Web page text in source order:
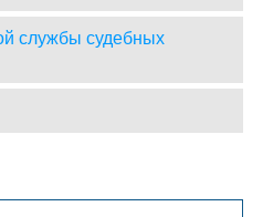
службы судебных